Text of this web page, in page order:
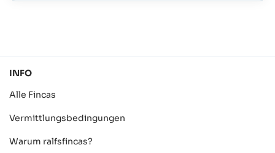
INFO
Alle Fincas
Vermittlungsbedingungen
Warum ralfsfincas?